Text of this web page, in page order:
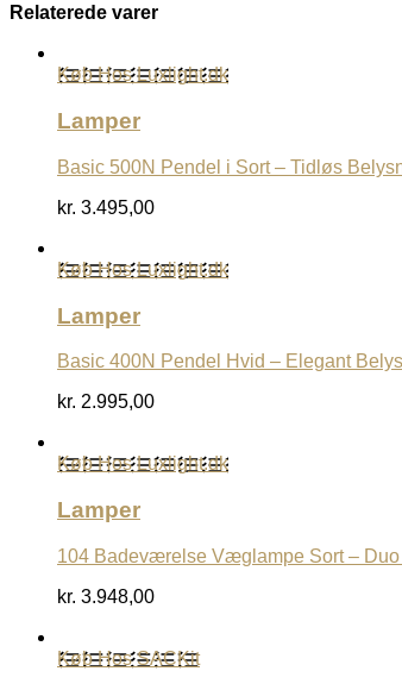
Relaterede varer
Køb Hos Luxlight.dk
Lamper
Basic 500N Pendel i Sort – Tidløs
kr. 3.495,00
Køb Hos Luxlight.dk
Lamper
Basic 400N Pendel Hvid – Elegant
kr. 2.995,00
Køb Hos Luxlight.dk
Lamper
104 Badeværelse Væglampe Sort – Duo
kr. 3.948,00
Køb Hos SACKit